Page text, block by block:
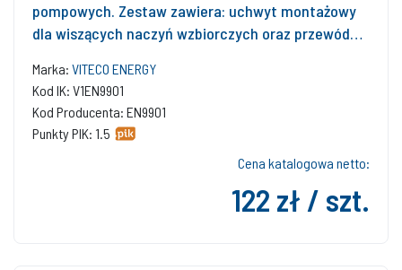
pompowych. Zestaw zawiera: uchwyt montażowy
dla wiszących naczyń wzbiorczych oraz przewód
połączenia naczynia wzbiorczego z solarną grupą
pompową i zawór stopowy do solarnego naczynia
wzbiorczego
Marka: VITECO ENERGY
Kod IK: V1EN9901
Kod Producenta: EN9901
Punkty PIK: 1.5
Cena katalogowa netto:
122 zł / szt.